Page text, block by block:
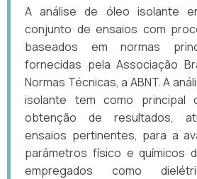
A análise de óleo isolante
conjunto de ensaios com
baseados em normas
fornecidas pela Associação
Normas Técnicas, a ABNT. A
isolante tem como principal
obtenção de resultados,
ensaios pertinentes, para a
parâmetros físico e químicos
empregados como